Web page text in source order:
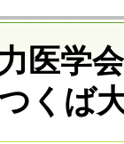
医学会
大